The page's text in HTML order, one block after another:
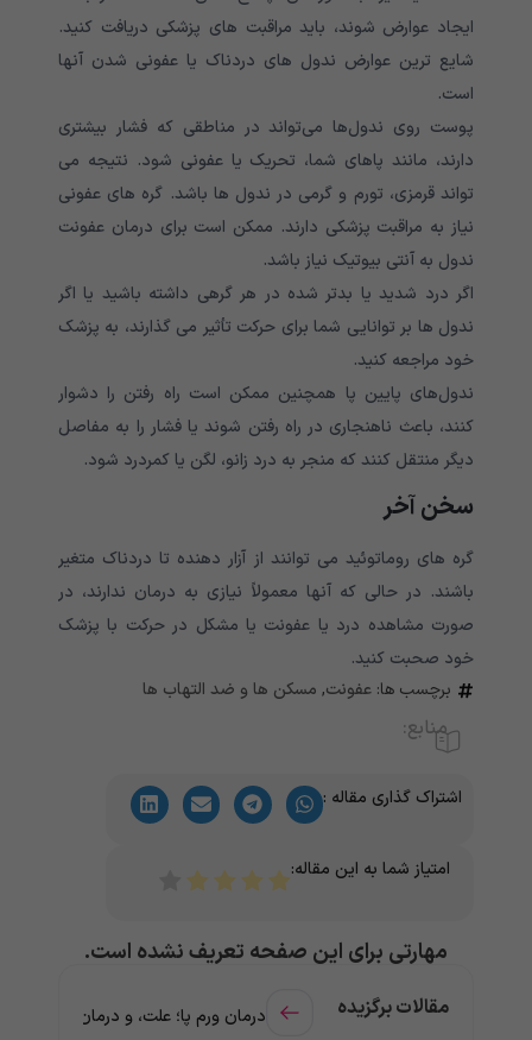
ایجاد عوارض شوند، باید مراقبت های پزشکی دریافت کنید.
شایع ترین عوارض ندول های دردناک یا عفونی شدن آنها
است.
پوست روی ندول‌ها می‌تواند در مناطقی که فشار بیشتری
دارند، مانند پاهای شما، تحریک یا عفونی شود. نتیجه می
تواند قرمزی، تورم و گرمی در ندول ها باشد. گره های عفونی
نیاز به مراقبت پزشکی دارند. ممکن است برای درمان عفونت
ندول به آنتی بیوتیک نیاز باشد.
اگر درد شدید یا بدتر شده در هر گرهی داشته باشید یا اگر
ندول ها بر توانایی شما برای حرکت تأثیر می گذارند، به پزشک
خود مراجعه کنید.
ندول‌های پایین پا همچنین ممکن است راه رفتن را دشوار
کنند، باعث ناهنجاری در راه رفتن شوند یا فشار را به مفاصل
دیگر منتقل کنند که منجر به درد زانو، لگن یا کمردرد شود.
سخن آخر
گره های روماتوئید می توانند از آزار دهنده تا دردناک متغیر
باشند. در حالی که آنها معمولاً نیازی به درمان ندارند، در
صورت مشاهده درد یا عفونت یا مشکل در حرکت با پزشک
خود صحبت کنید.
برچسب ها: عفونت, مسکن ها و ضد التهاب ها
منابع:
اشتراک گذاری مقاله :
امتیاز شما به این مقاله:
مهارتی برای این صفحه تعریف نشده است.
مقالات برگزیده درمان ورم پا؛ علت، و درمان به